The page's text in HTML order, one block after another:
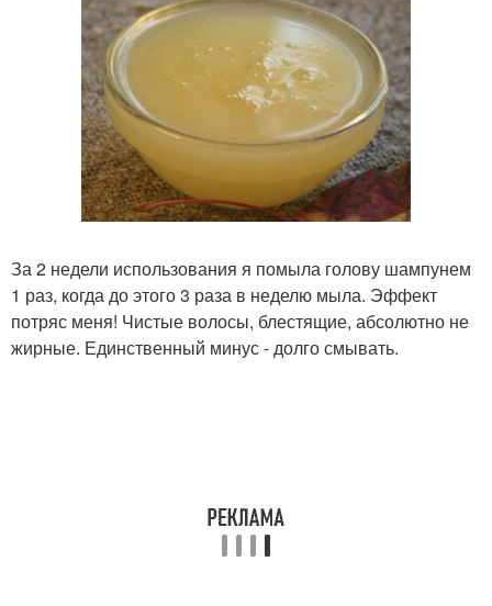
За 2 недели использования я помыла голову шампунем
1 раз, когда до этого 3 раза в неделю мыла. Эффект
потряс меня! Чистые волосы, блестящие, абсолютно не
жирные. Единственный минус - долго смывать.